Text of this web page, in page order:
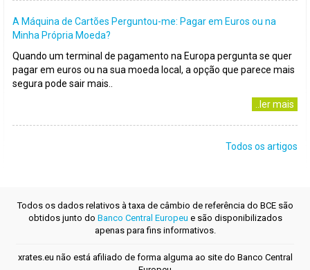
A Máquina de Cartões Perguntou-me: Pagar em Euros ou na
Minha Própria Moeda?
Quando um terminal de pagamento na Europa pergunta se quer
pagar em euros ou na sua moeda local, a opção que parece mais
segura pode sair mais..
..ler mais
Todos os artigos
Todos os dados relativos à taxa de câmbio de referência do BCE são
obtidos junto do Banco Central Europeu e são disponibilizados
apenas para fins informativos.
xrates.eu não está afiliado de forma alguma ao site do Banco Central